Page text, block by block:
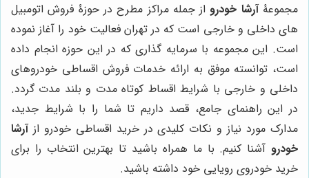
مجموعۀآرشا خودرواز جمله مراکز مطرح در حوزۀ فروش اتومبیل
های داخلی و خارجی است که در تهران فعالیت خود را آغاز نموده
است. این مجموعه با سرمایه گذاری که در این حوزه انجام داده
است، توانسته موفق به ارائه خدمات فروش اقساطی خودروهای
داخلی و خارجی با شرایط اقساط کوتاه مدت و بلند مدت گردد.
در این راهنمای جامع، قصد داریم تا شما را با شرایط جدید،
مدارک مورد نیاز و نکات کلیدی در خرید اقساطی خودرو ازآرشا
خودرو آشنا کنیم. با ما همراه باشید تا بهترین انتخاب را برای
خرید خودروی رویایی خود داشته باشید.